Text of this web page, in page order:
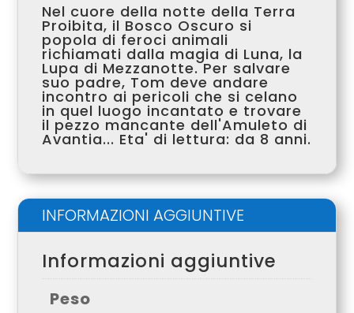
Nel cuore della notte della Terra
Proibita, il Bosco Oscuro si
popola di feroci animali
richiamati dalla magia di Luna, la
Lupa di Mezzanotte. Per salvare
suo padre, Tom deve andare
incontro ai pericoli che si celano
in quel luogo incantato e trovare
il pezzo mancante dell'Amuleto di
Avantia... Eta' di lettura: da 8 anni.
INFORMAZIONI AGGIUNTIVE
Informazioni aggiuntive
Peso